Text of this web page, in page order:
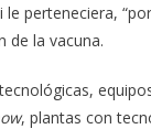
perteneciera,
de la vacuna.
, plantas con